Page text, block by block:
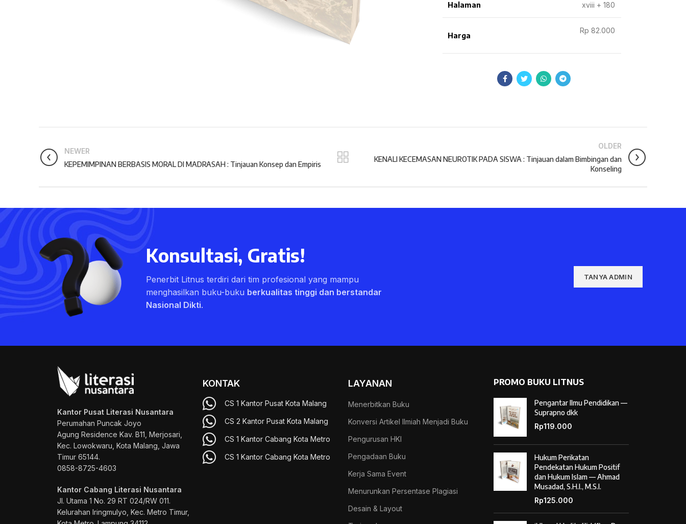
Halaman xviii + 180
Harga
Rp 82.000
NEWER
KEPEMIMPINAN BERBASIS MORAL DI MADRASAH : Tinjauan Konsep dan Empiris
OLDER
KENALI KECEMASAN NEUROTIK PADA SISWA : Tinjauan dalam Bimbingan dan
Konseling
Konsultasi, Gratis!
Penerbit Litnus terdiri dari tim profesional yang mampu
menghasilkan buku-buku berkualitas tinggi dan berstandar
Nasional Dikti.
TANYA ADMIN
Kantor Pusat Literasi Nusantara
Perumahan Puncak Joyo
Agung Residence Kav. B11, Merjosari,
Kec. Lowokwaru, Kota Malang, Jawa
Timur 65144.
0858-8725-4603
Kantor Cabang Literasi Nusantara
Jl. Utama 1 No. 29 RT 024/RW 011.
Kelurahan Iringmulyo, Kec. Metro Timur,
KONTAK
CS 1 Kantor Pusat Kota Malang
CS 2 Kantor Pusat Kota Malang
CS 1 Kantor Cabang Kota Metro
CS 1 Kantor Cabang Kota Metro
LAYANAN
Menerbitkan Buku
Konversi Artikel Ilmiah Menjadi Buku
Pengurusan HKI
Pengadaan Buku
Kerja Sama Event
Menurunkan Persentase Plagiasi
Desain & Layout
PROMO BUKU LITNUS
Pengantar Ilmu Pendidikan —
Suprapno dkk
Rp119.000
Hukum Perikatan
Pendekatan Hukum Positif
dan Hukum Islam — Ahmad
Musadad, S.H.I., M.S.I.
Rp125.000